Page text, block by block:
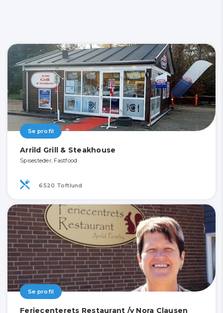
Se profil
Arrild Grill & Steakhouse
Spisesteder, Fastfood
6520 Toftlund
Se profil
Feriecenterets Restaurant /v Nora Clausen